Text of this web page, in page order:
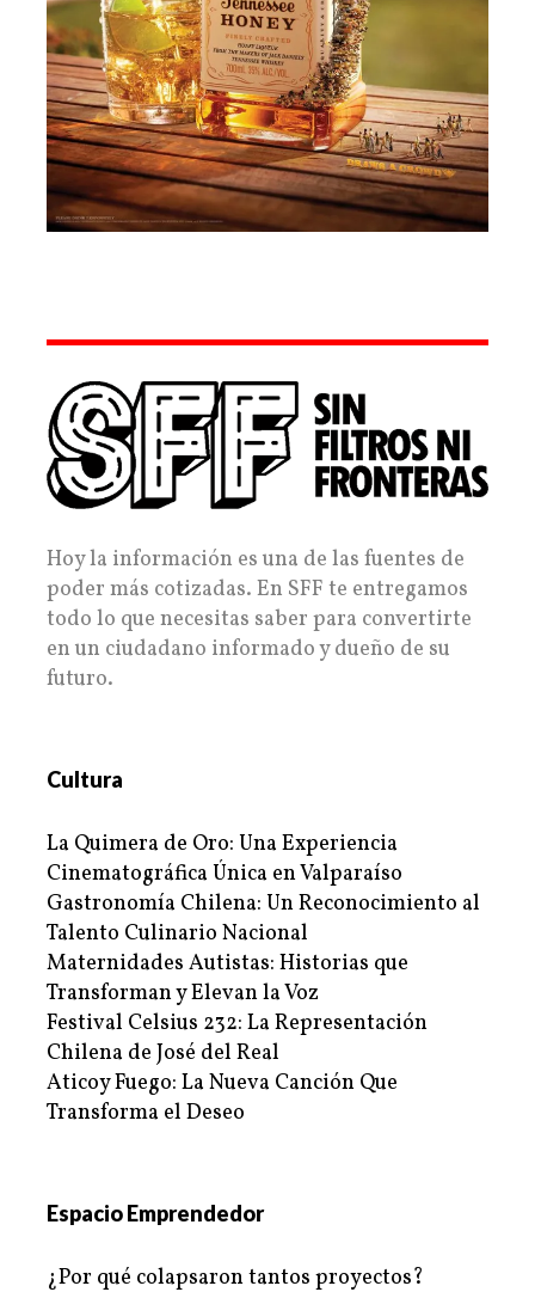
Hoy la información es una de las fuentes de
poder más cotizadas. En SFF te entregamos
todo lo que necesitas saber para convertirte
en un ciudadano informado y dueño de su
futuro.
Cultura
La Quimera de Oro: Una Experiencia
Cinematográfica Única en Valparaíso
Gastronomía Chilena: Un Reconocimiento al
Talento Culinario Nacional
Maternidades Autistas: Historias que
Transforman y Elevan la Voz
Festival Celsius 232: La Representación
Chilena de José del Real
Aticoy Fuego: La Nueva Canción Que
Transforma el Deseo
Espacio Emprendedor
¿Por qué colapsaron tantos proyectos?